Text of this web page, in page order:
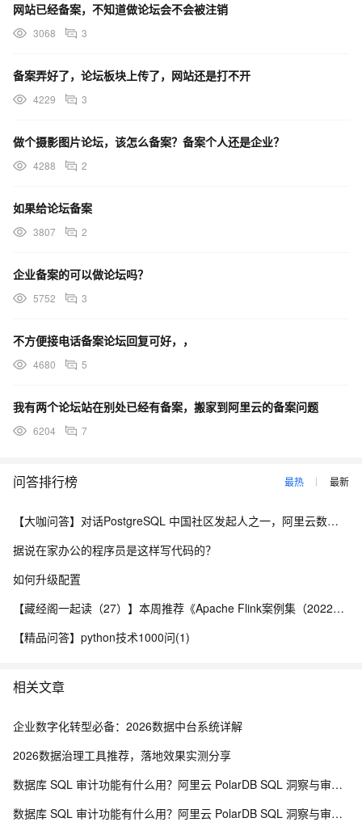
网站已经备案，不知道做论坛会不会被注销
3068 3
备案弄好了，论坛板块上传了，网站还是打不开
4229 3
做个摄影图片论坛，该怎么备案？备案个人还是企业？
4288 2
如果给论坛备案
3807 2
企业备案的可以做论坛吗？
5752 3
不方便接电话备案论坛回复可好，，
4680 5
我有两个论坛站在别处已经有备案，搬家到阿里云的备案问题
6204 7
问答排行榜 最热 最新
【大咖问答】对话PostgreSQL 中国社区发起人之一，阿里云数据库高级专家 德哥
据说在家办公的程序员是这样写代码的？
如何升级配置
【藏经阁一起读（27）】本周推荐《Apache Flink案例集（2022版）》，你有哪些心得？
【精品问答】python技术1000问(1)
相关文章
企业数字化转型必备：2026数据中台系统详解
2026数据治理工具推荐，落地效果实测分享
数据库 SQL 审计功能有什么用？阿里云 PolarDB SQL 洞察与审计解析
数据库 SQL 审计功能有什么用？阿里云 PolarDB SQL 洞察与审计解析